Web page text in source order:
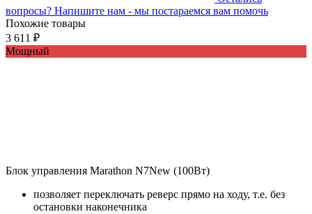
вопросы? Напишите нам - мы постараемся вам помочь
Похожие товары
3 611 ₽
Мощный
Блок управления Marathon N7New (100Вт)
позволяет переключать реверс прямо на ходу, т.е. без
остановки наконечника